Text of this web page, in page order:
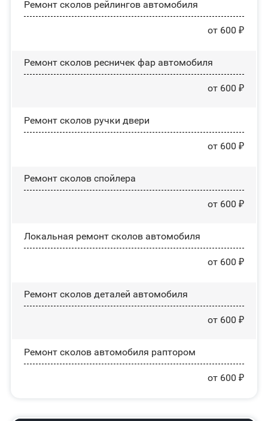
Ремонт сколов рейлингов автомобиля
от 600 ₽
Ремонт сколов ресничек фар автомобиля
от 600 ₽
Ремонт сколов ручки двери
от 600 ₽
Ремонт сколов спойлера
от 600 ₽
Локальная ремонт сколов автомобиля
от 600 ₽
Ремонт сколов деталей автомобиля
от 600 ₽
Ремонт сколов автомобиля раптором
от 600 ₽